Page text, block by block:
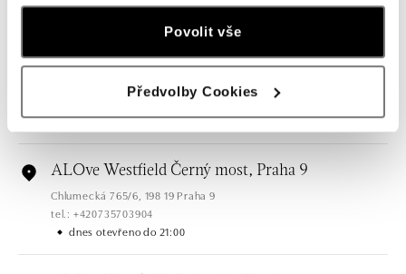
Povolit vše
Předvolby Cookies
dnes otevřeno do 21:00
ALOve OC Olympia, Brno
U Dálnice 777, 664 42 Brno
tel.: +420604389337
dnes otevřeno do 21:00
ALOve Westfield Černý most, Praha 9
Chlumecká 765/6, 198 19 Praha 9
tel.: +420735703904
dnes otevřeno do 21:00